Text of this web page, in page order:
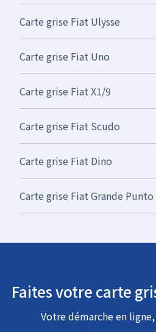
Carte grise Fiat Ulysse
Carte grise Fiat Uno
Carte grise Fiat X1/9
Carte grise Fiat Scudo
Carte grise Fiat Dino
Carte grise Fiat Grande Punto
Faites votre carte
Votre démarche en